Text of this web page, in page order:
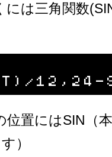
には三角関数
位置にはSIN（
）